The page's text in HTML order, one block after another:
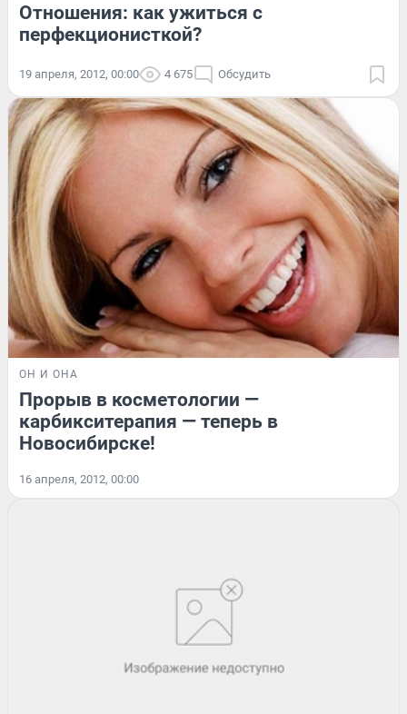
Отношения: как ужиться с
перфекционисткой?
19 апреля, 2012, 00:00 4 675 Обсудить
ОН И ОНА
Прорыв в косметологии —
карбикситерапия — теперь в
Новосибирске!
16 апреля, 2012, 00:00